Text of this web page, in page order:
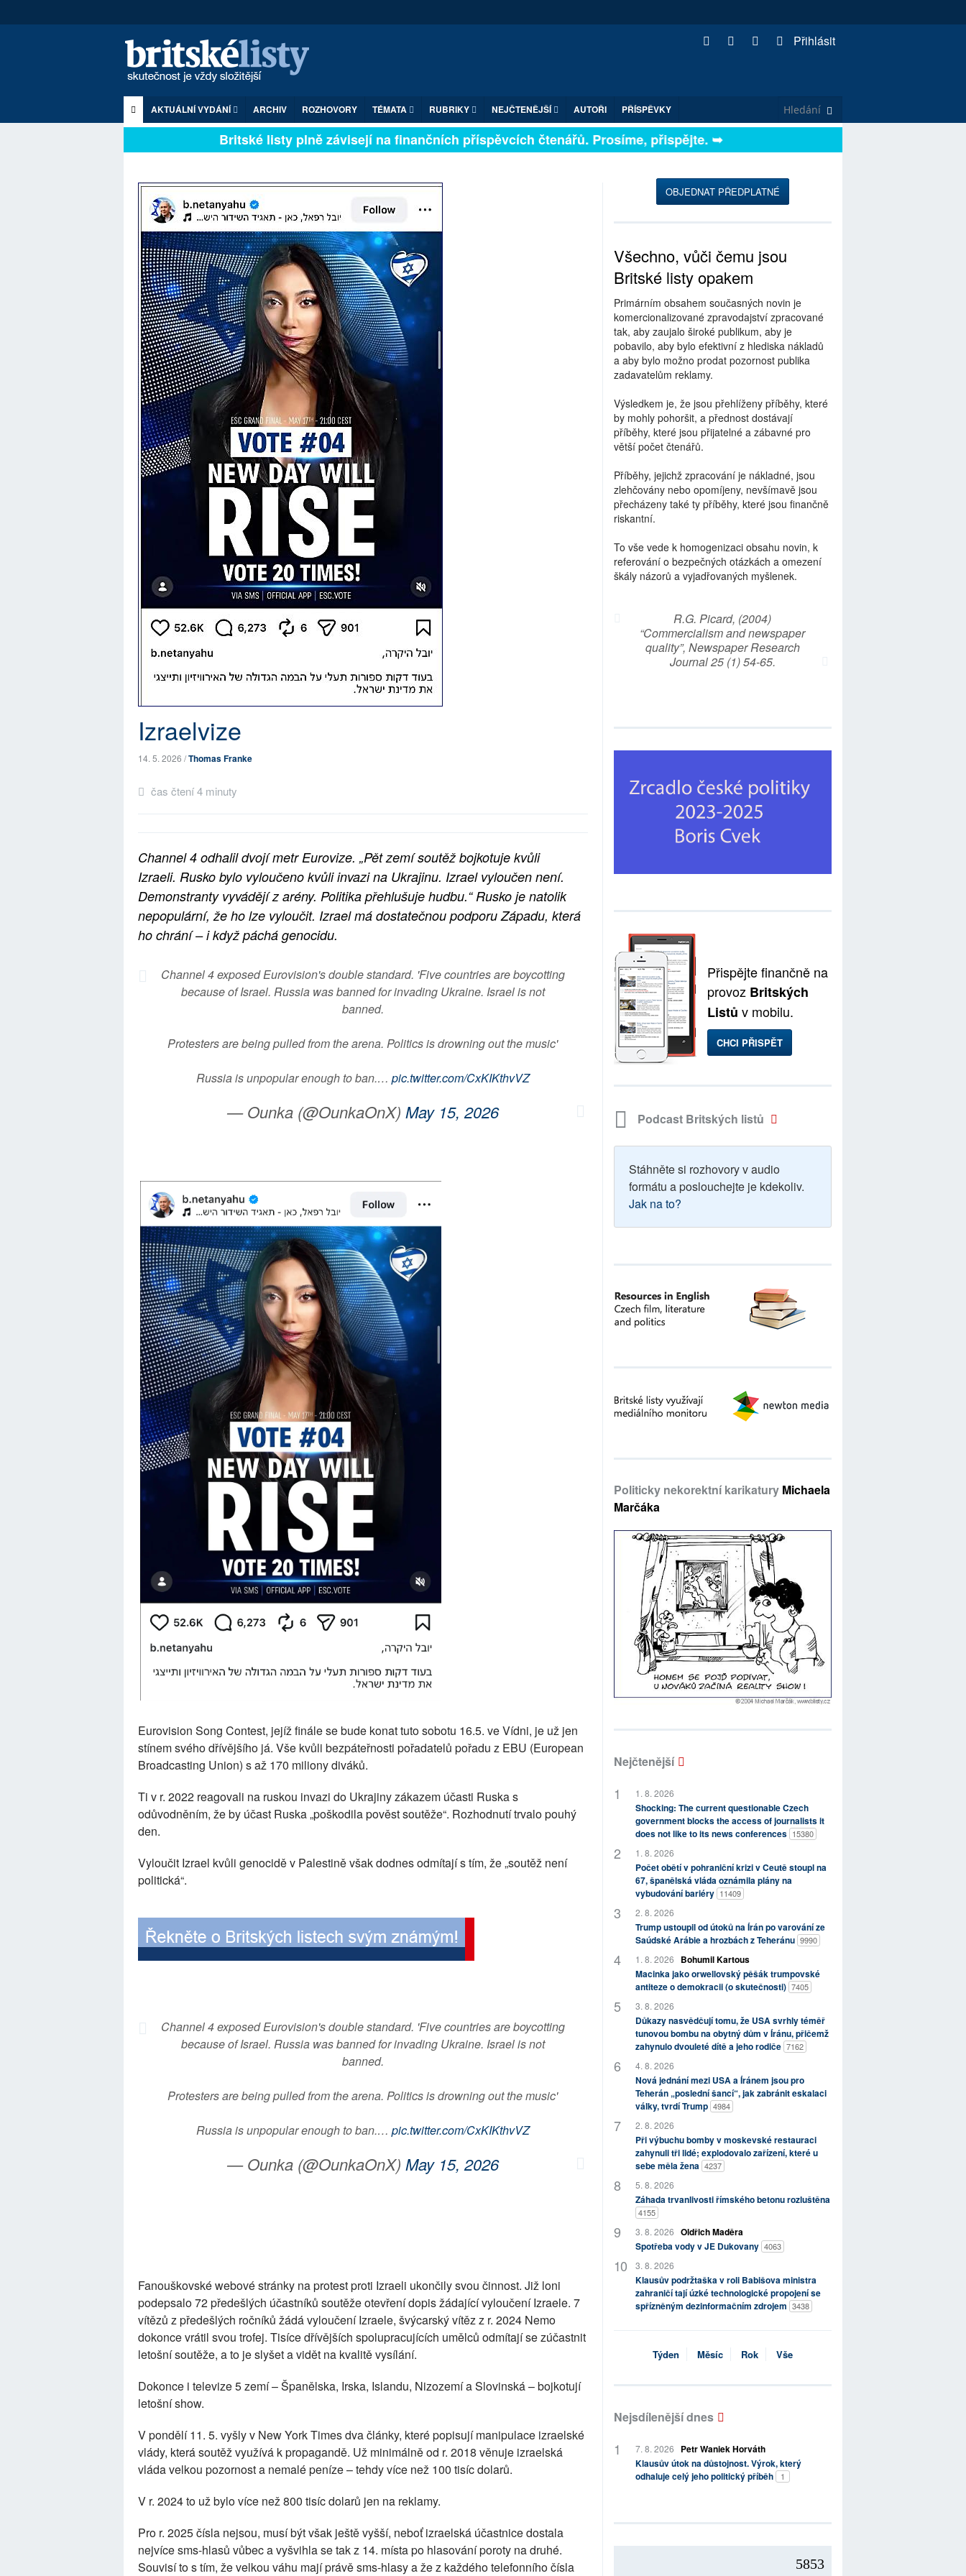
Přihlásit
AKTUÁLNÍ VYDÁNÍ ARCHIV ROZHOVORY TÉMATA RUBRIKY NEJČTENĚJŠÍ AUTOŘI PŘÍSPĚVKY
Britské listy plně závisejí na finančních příspěvcích čtenářů. Prosíme, přispějte. ➥
Izraelvize
14. 5. 2026 /Thomas Franke
čas čtení 4 minuty
Channel 4 odhalil dvojí metr Eurovize. „Pět zemí soutěž bojkotuje kvůli
Izraeli. Rusko bylo vyloučeno kvůli invazi na Ukrajinu. Izrael vyloučen není.
Demonstranty vyvádějí z arény. Politika přehlušuje hudbu.“ Rusko je natolik
nepopulární, že ho lze vyloučit. Izrael má dostatečnou podporu Západu, která
ho chrání – i když páchá genocidu.
Channel 4 exposed Eurovision's double standard. 'Five countries are boycotting
because of Israel. Russia was banned for invading Ukraine. Israel is not
banned.
Protesters are being pulled from the arena. Politics is drowning out the music'
Russia is unpopular enough to ban.… pic.twitter.com/CxKIKthvVZ
— Ounka (@OunkaOnX) May 15, 2026
Eurovision Song Contest, jejíž finále se bude konat tuto sobotu 16.5. ve Vídni, je už jen
stínem svého dřívějšího já. Vše kvůli bezpáteřnosti pořadatelů pořadu z EBU (European
Broadcasting Union) s až 170 miliony diváků.
Ti v r. 2022 reagovali na ruskou invazi do Ukrajiny zákazem účasti Ruska s
odůvodněním, že by účast Ruska „poškodila pověst soutěže“. Rozhodnutí trvalo pouhý
den.
Vyloučit Izrael kvůli genocidě v Palestině však dodnes odmítají s tím, že „soutěž není
politická“.
Channel 4 exposed Eurovision's double standard. 'Five countries are boycotting
because of Israel. Russia was banned for invading Ukraine. Israel is not
banned.
Protesters are being pulled from the arena. Politics is drowning out the music'
Russia is unpopular enough to ban.… pic.twitter.com/CxKIKthvVZ
— Ounka (@OunkaOnX) May 15, 2026
Fanouškovské webové stránky na protest proti Izraeli ukončily svou činnost. Již loni
podepsalo 72 předešlých účastníků soutěže otevření dopis žádající vyloučení Izraele. 7
vítězů z předešlých ročníků žádá vyloučení Izraele, švýcarský vítěz z r. 2024 Nemo
dokonce vrátil svou trofej. Tisíce dřívějších spolupracujících umělců odmítají se zúčastnit
letošní soutěže, a to je slyšet a vidět na kvalitě vysílání.
Dokonce i televize 5 zemí – Španělska, Irska, Islandu, Nizozemí a Slovinská – bojkotují
letošní show.
V pondělí 11. 5. vyšly v New York Times dva články, které popisují manipulace izraelské
vlády, která soutěž využívá k propagandě. Už minimálně od r. 2018 věnuje izraelská
vláda velkou pozornost a nemalé peníze – tehdy více než 100 tisíc dolarů.
V r. 2024 to už bylo více než 800 tisíc dolarů jen na reklamy.
Pro r. 2025 čísla nejsou, musí být však ještě vyšší, neboť izraelská účastnice dostala
nejvíce sms-hlasů vůbec a vyšvihla se tak z 14. místa po hlasování poroty na druhé.
Souvisí to s tím, že velkou váhu mají právě sms-hlasy a že z každého telefonního čísla
OBJEDNAT PŘEDPLATNÉ
Všechno, vůči čemu jsou
Britské listy opakem
Primárním obsahem současných novin je
komercionalizované zpravodajství zpracované
tak, aby zaujalo široké publikum, aby je
pobavilo, aby bylo efektivní z hlediska nákladů
a aby bylo možno prodat pozornost publika
zadavatelům reklamy.
Výsledkem je, že jsou přehlíženy příběhy, které
by mohly pohoršit, a přednost dostávají
příběhy, které jsou přijatelné a zábavné pro
větší počet čtenářů.
Příběhy, jejichž zpracování je nákladné, jsou
zlehčovány nebo opomíjeny, nevšímavě jsou
přecházeny také ty příběhy, které jsou finančně
riskantní.
To vše vede k homogenizaci obsahu novin, k
referování o bezpečných otázkách a omezení
škály názorů a vyjadřovaných myšlenek.
R.G. Picard, (2004)
“Commercialism and newspaper
quality”, Newspaper Research
Journal 25 (1) 54-65.
Přispějte finančně na
provoz Britských
Listů v mobilu.
CHCI PŘISPĚT
Podcast Britských listů
Stáhněte si rozhovory v audio
formátu a poslouchejte je kdekoliv.
Jak na to?
Politicky nekorektní karikatury Michaela
Marčáka
Nejčtenější
1. 8. 2026
Shocking: The current questionable Czech
government blocks the access of journalists it
does not like to its news conferences 15380
1. 8. 2026
Počet obětí v pohraniční krizi v Ceutě stoupl na
67, španělská vláda oznámila plány na
vybudování bariéry 11409
2. 8. 2026
Trump ustoupil od útoků na Írán po varování ze
Saúdské Arábie a hrozbách z Teheránu 9990
1. 8. 2026
Bohumil Kartous
Macinka jako orwellovský pěšák trumpovské
antiteze o demokracii (o skutečnosti) 7405
3. 8. 2026
Důkazy nasvědčují tomu, že USA svrhly téměř
tunovou bombu na obytný dům v Íránu, přičemž
zahynulo dvouleté dítě a jeho rodiče 7162
4. 8. 2026
Nová jednání mezi USA a Íránem jsou pro
Teherán „poslední šancí“, jak zabránit eskalaci
války, tvrdí Trump 4984
2. 8. 2026
Při výbuchu bomby v moskevské restauraci
zahynuli tři lidé; explodovalo zařízení, které u
sebe měla žena 4237
5. 8. 2026
Záhada trvanlivosti římského betonu rozluštěna
4155
3. 8. 2026 Oldřich Maděra
Spotřeba vody v JE Dukovany 4063
3. 8. 2026
Klausův podržtaška v roli Babišova ministra
zahraničí tají úzké technologické propojení se
spřízněným dezinformačním zdrojem 3438
Týden Měsíc Rok Vše
Nejsdílenější dnes
7. 8. 2026
Petr Waniek Horváth
Klausův útok na důstojnost. Výrok, který
odhaluje celý jeho politický příběh
1
5853